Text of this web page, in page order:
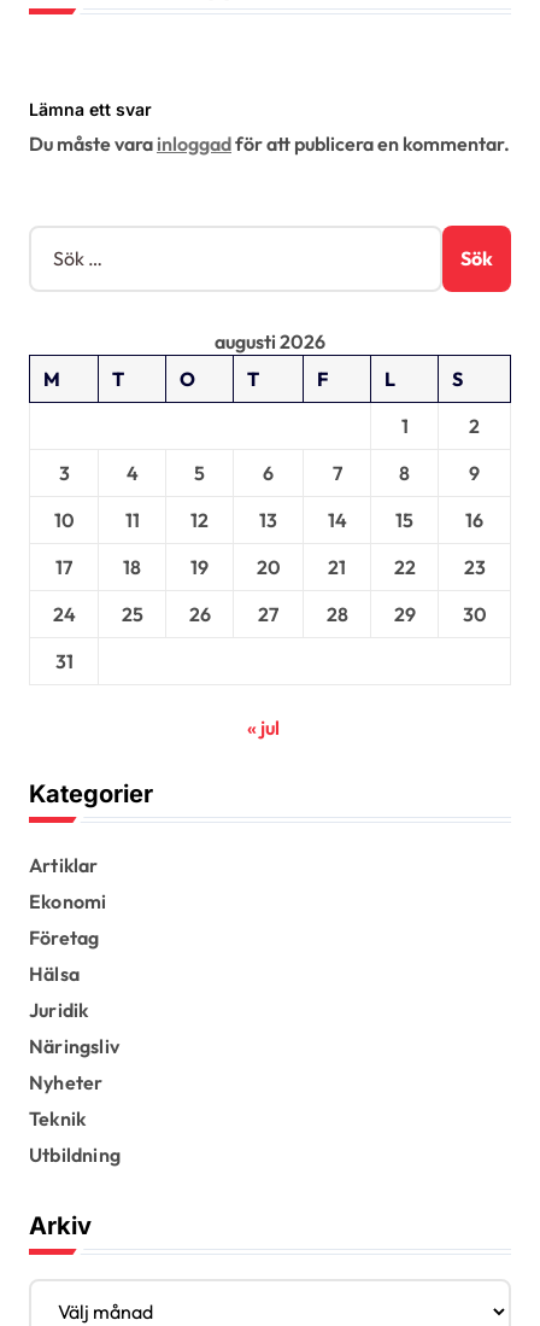
g
e
i
n
Lämna ett svar
Du måste vara inloggadför att publicera en kommentar.
S
k
e
augusti 2026
M
T O T F L
S
1
2
3
4 5 6 7 8
9
10
11 12 13 14 15
16
17
18 19 20 21 22
23
24
25 26 27 28 29
30
31
« jul
Kategorier
Artiklar
Ekonomi
Företag
Hälsa
Juridik
Näringsliv
Nyheter
Teknik
Utbildning
Arkiv
A